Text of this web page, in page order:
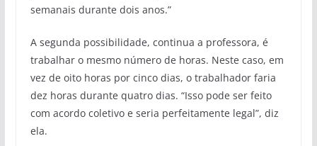
semanais durante dois anos.”
A segunda possibilidade, continua a professora, é
trabalhar o mesmo número de horas. Neste caso, em
vez de oito horas por cinco dias, o trabalhador faria
dez horas durante quatro dias. “Isso pode ser feito
com acordo coletivo e seria perfeitamente legal”, diz
ela.